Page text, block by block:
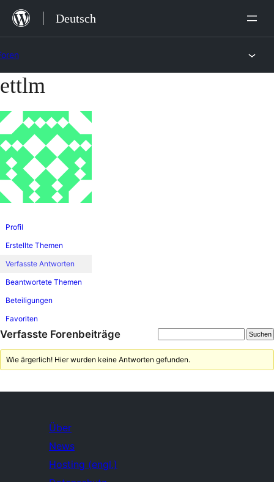
Zum
Inhalt
Deutsch
Zum
springen
ettlm
Profil
Erstellte Themen
Verfasste Antworten
Beantwortete Themen
Beteiligungen
Favoriten
Verfasste Forenbeiträge
Wie ärgerlich! Hier wurden keine Antworten gefunden.
Über
News
Hosting (engl.)